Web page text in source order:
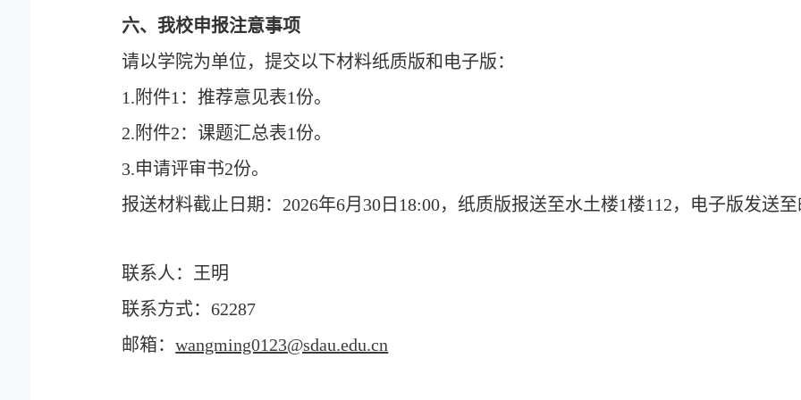
六、我校申报注意事项
请以学院为单位，提交以下材料纸质版和电子版：
1.附件1 ：推荐意见表1份。
2.附件2：课题汇总表1份。
3.申请评审书2份。
报送材料截止日期： 2026年6月 30 日 18:00，纸质版报送至水土楼1楼112，电子版发送
联系人：王明
联系方式：62287
邮箱：wangming0123@sdau.edu.cn